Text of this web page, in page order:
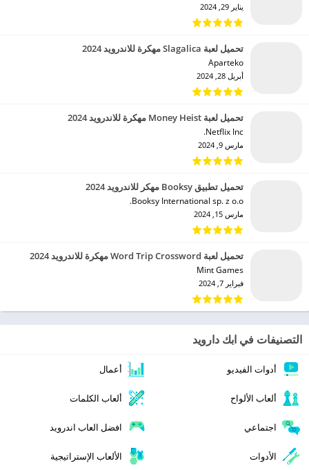
يناير 29, 2024
تحميل لعبة Slagalica مهكرة للاندرويد 2024
Aparteko‏
أبريل 28, 2024
تحميل لعبة Money Heist مهكرة للاندرويد 2024
Netflix Inc.‏
مارس 9, 2024
تحميل تطبيق Booksy مهكر للاندرويد 2024
Booksy International sp. z o.o.‏
مارس 15, 2024
تحميل لعبة Word Trip Crossword مهكرة للاندرويد 2024
Mint Games‏
فبراير 7, 2024
التصنيفات في ابك دارويد
أدوات الفيديو أعمال
ألعاب الألواح ألعاب الكلمات
اجتماعي افضل العاب اندرويد
الأدوات الألعاب الإستراتيجية